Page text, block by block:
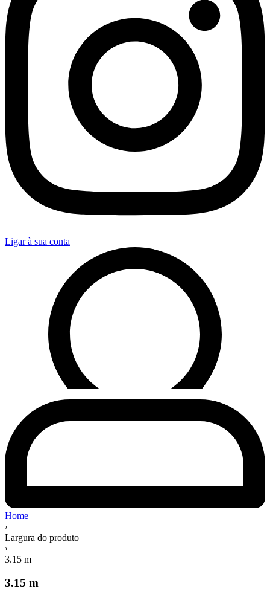
Ligar à sua conta
Home
›
Largura do produto
›
3.15 m
3.15 m